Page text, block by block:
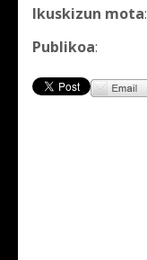
Ikuskizun mota:
Publikoa: